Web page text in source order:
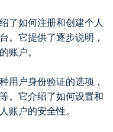
了如何注册和创建个人
。它提供了逐步说明，
账户。
用户身份验证的选项，
。它介绍了如何设置和
账户的安全性。